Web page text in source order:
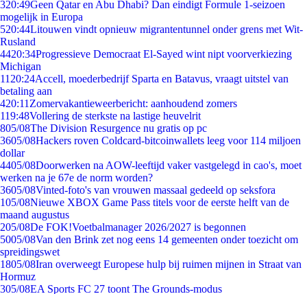
320:49Geen Qatar en Abu Dhabi? Dan eindigt Formule 1-seizoen
mogelijk in Europa
520:44Litouwen vindt opnieuw migrantentunnel onder grens met Wit-
Rusland
4420:34Progressieve Democraat El-Sayed wint nipt voorverkiezing
Michigan
11 20:24Accell, moederbedrijf Sparta en Batavus, vraagt uitstel van
betaling aan
420:11 Zomervakantieweerbericht: aanhoudend zomers
119:48Vollering de sterkste na lastige heuvelrit
805/08The Division Resurgence nu gratis op pc
3605/08Hackers roven Coldcard-bitcoinwallets leeg voor 114 miljoen
dollar
4405/08Doorwerken na AOW-leeftijd vaker vastgelegd in cao's, moet
werken na je 67e de norm worden?
3605/08Vinted-foto's van vrouwen massaal gedeeld op seksfora
105/08Nieuwe XBOX Game Pass titels voor de eerste helft van de
maand augustus
205/08De FOK!Voetbalmanager 2026/2027 is begonnen
5005/08Van den Brink zet nog eens 14 gemeenten onder toezicht om
spreidingswet
1805/08Iran overweegt Europese hulp bij ruimen mijnen in Straat van
Hormuz
305/08EA Sports FC 27 toont The Grounds-modus